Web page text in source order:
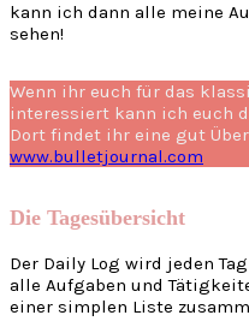
kann ich dann alle meine
sehen!
Wenn ihr euch für das
interessiert kann ich euch
Dort findet ihr eine gut
www.bulletjournal.com
Die Tagesübersicht
Der Daily Log wird jeden
alle Aufgaben und
einer simplen Liste